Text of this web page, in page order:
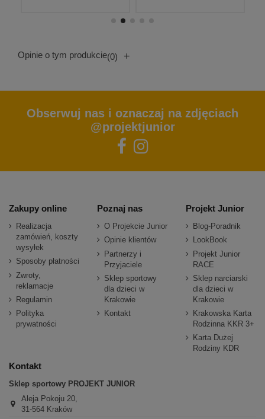
Opinie o tym produkcie(0) +
Obserwuj nas i oznaczaj na zdjęciach
@projektjunior
Zakupy online
Realizacja
zamówień, koszty
wysyłek
Sposoby płatności
Zwroty,
reklamacje
Regulamin
Polityka
prywatności
Poznaj nas
O Projekcie Junior
Opinie klientów
Partnerzy i
Przyjaciele
Sklep sportowy
dla dzieci w
Krakowie
Kontakt
Projekt Junior
Blog-Poradnik
LookBook
Projekt Junior
RACE
Sklep narciarski
dla dzieci w
Krakowie
Krakowska Karta
Rodzinna KKR 3+
Karta Dużej
Rodziny KDR
Kontakt
Sklep sportowy PROJEKT JUNIOR
Aleja Pokoju 20,
31-564 Kraków